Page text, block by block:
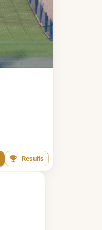
Results